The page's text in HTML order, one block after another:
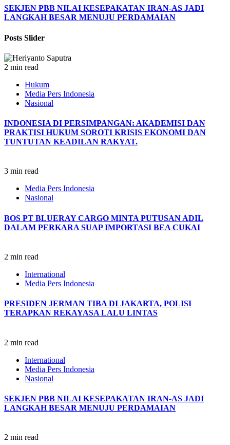
SEKJEN PBB NILAI KESEPAKATAN IRAN-AS JADI
LANGKAH BESAR MENUJU PERDAMAIAN
Posts Slider
2 min read
Hukum
Media Pers Indonesia
Nasional
INDONESIA DI PERSIMPANGAN: AKADEMISI DAN
PRAKTISI HUKUM SOROTI KRISIS EKONOMI DAN
TUNTUTAN KEADILAN RAKYAT.
3 min read
Media Pers Indonesia
Nasional
BOS PT BLUERAY CARGO MINTA PUTUSAN ADIL
DALAM PERKARA SUAP IMPORTASI BEA CUKAI
2 min read
International
Media Pers Indonesia
PRESIDEN JERMAN TIBA DI JAKARTA, POLISI
TERAPKAN REKAYASA LALU LINTAS
2 min read
International
Media Pers Indonesia
Nasional
SEKJEN PBB NILAI KESEPAKATAN IRAN-AS JADI
LANGKAH BESAR MENUJU PERDAMAIAN
2 min read